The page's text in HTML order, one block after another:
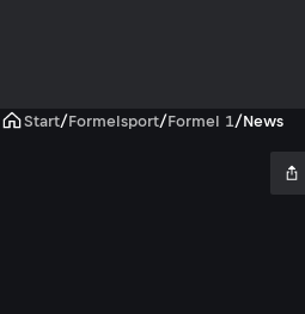
Start/Formelsport/Formel 1/News